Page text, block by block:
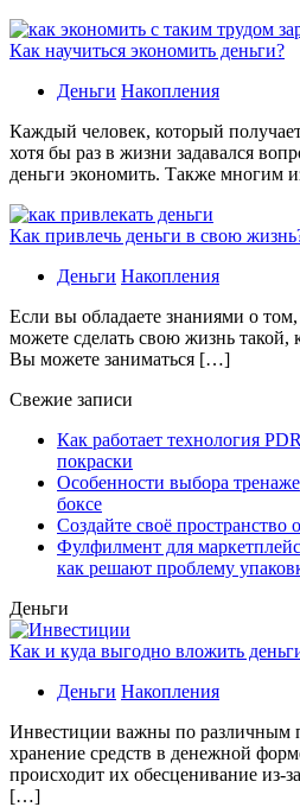
Как научиться экономить деньги?
Деньги Накопления
Каждый человек, который
хотя бы раз в жизни задавался
деньги экономить. Также многим
Как привлечь деньги в свою
Деньги Накопления
Если вы обладаете знаниями о
можете сделать свою жизнь такой,
Вы можете заниматься […]
Свежие записи
Как работает технология
покраски
Особенности выбора
боксе
Создайте своё
Фулфилмент для
как решают проблему
Деньги
Как и куда выгодно вложить
Деньги Накопления
Инвестиции важны по различным
хранение средств в денежной
происходит их обесценивание из-
[…]